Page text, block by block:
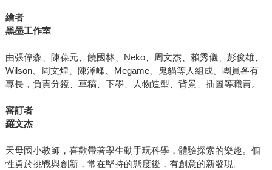
繪者
黑墨工作室
由張偉森、陳葆元、饒國林、Neko、周文杰、賴秀儀、彭俊雄、
Wilson、周文煌、陳澤峰、Megame、鬼貓等人組成。團員各有
專長，負責分鏡、草稿、下墨、人物造型、背景、插圖等職責。
審訂者
羅文杰
天母國小教師，喜歡帶著學生動手玩科學，體驗探索的樂趣。個
性勇於挑戰與創新，常在堅持的態度後，有創意的新發現。